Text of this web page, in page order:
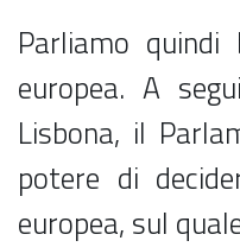
Parliamo quindi
europea. A
Lisbona, il
potere di
europea, sul